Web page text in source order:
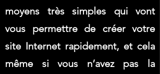
moyens très simples qui vont
vous permettre de créer votre
site Internet rapidement, et cela
même si vous n’avez pas la